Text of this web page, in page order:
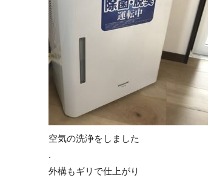
空気の洗浄をしました
.
外構もギリで仕上がり